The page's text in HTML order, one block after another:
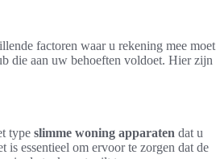
factoren waar u rekening mee moet
die aan uw behoeften voldoet. Hier zijn
type slimme woning apparaten dat u
essentieel om ervoor te zorgen dat de